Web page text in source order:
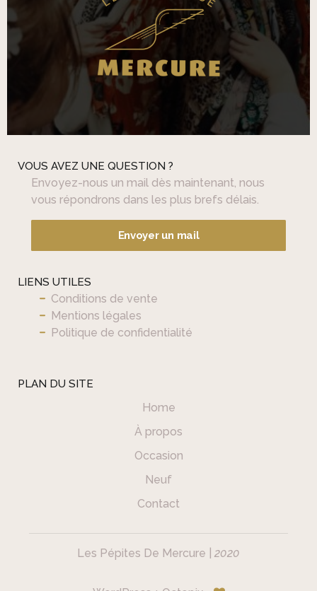
VOUS AVEZ UNE QUESTION ?
Envoyez-nous un mail dès maintenant, nous
vous répondrons dans les plus brefs délais.
Envoyer un mail
LIENS UTILES
Conditions de vente
Mentions légales
Politique de confidentialité
PLAN DU SITE
Home
À propos
Occasion
Neuf
Contact
Les Pépites De Mercure | 2020